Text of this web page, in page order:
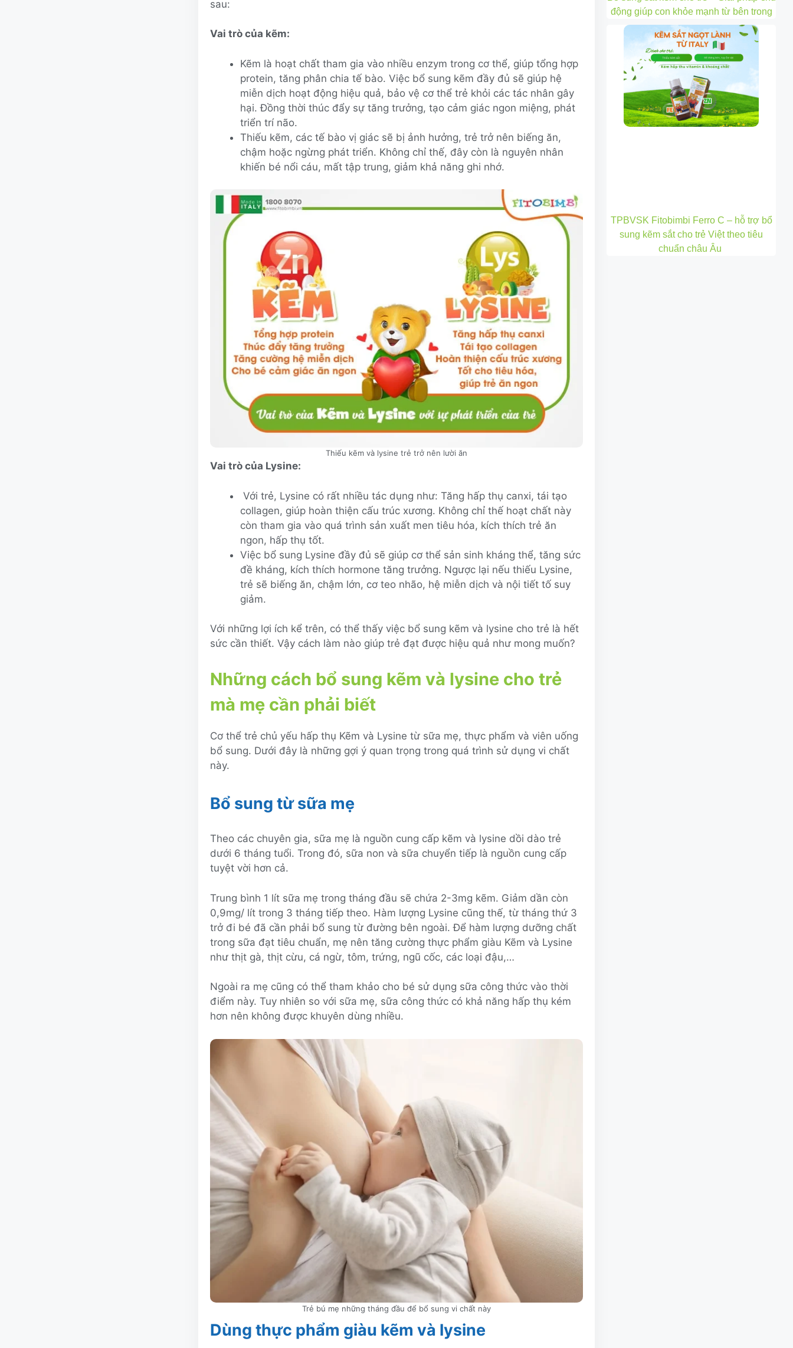
sau:
Vai trò của kẽm:
Kẽm là hoạt chất tham gia vào nhiều enzym trong cơ thể, giúp tổng hợp
protein, tăng phân chia tế bào. Việc bổ sung kẽm đầy đủ sẽ giúp hệ
miễn dịch hoạt động hiệu quả, bảo vệ cơ thể trẻ khỏi các tác nhân gây
hại. Đồng thời thúc đẩy sự tăng trưởng, tạo cảm giác ngon miệng, phát
triển trí não.
Thiếu kẽm, các tế bào vị giác sẽ bị ảnh hưởng, trẻ trở nên biếng ăn,
chậm hoặc ngừng phát triển. Không chỉ thế, đây còn là nguyên nhân
khiến bé nổi cáu, mất tập trung, giảm khả năng ghi nhớ.
Thiếu kẽm và lysine trẻ trở nên lười ăn
Vai trò của Lysine:
Với trẻ, Lysine có rất nhiều tác dụng như: Tăng hấp thụ canxi, tái tạo
collagen, giúp hoàn thiện cấu trúc xương. Không chỉ thế hoạt chất này
còn tham gia vào quá trình sản xuất men tiêu hóa, kích thích trẻ ăn
ngon, hấp thụ tốt.
Việc bổ sung Lysine đầy đủ sẽ giúp cơ thể sản sinh kháng thể, tăng sức
đề kháng, kích thích hormone tăng trưởng. Ngược lại nếu thiếu Lysine,
trẻ sẽ biếng ăn, chậm lớn, cơ teo nhão, hệ miễn dịch và nội tiết tố suy
giảm.
Với những lợi ích kể trên, có thể thấy việc bổ sung kẽm và lysine cho trẻ là hết
sức cần thiết. Vậy cách làm nào giúp trẻ đạt được hiệu quả như mong muốn?
Những cách bổ sung kẽm và lysine cho trẻ
mà mẹ cần phải biết
Cơ thể trẻ chủ yếu hấp thụ Kẽm và Lysine từ sữa mẹ, thực phẩm và viên uống
bổ sung. Dưới đây là những gợi ý quan trọng trong quá trình sử dụng vi chất
này.
Bổ sung từ sữa mẹ
Theo các chuyên gia, sữa mẹ là nguồn cung cấp kẽm và lysine dồi dào trẻ
dưới 6 tháng tuổi. Trong đó, sữa non và sữa chuyển tiếp là nguồn cung cấp
tuyệt vời hơn cả.
Trung bình 1 lít sữa mẹ trong tháng đầu sẽ chứa 2-3mg kẽm. Giảm dần còn
0,9mg/ lít trong 3 tháng tiếp theo. Hàm lượng Lysine cũng thế, từ tháng thứ 3
trở đi bé đã cần phải bổ sung từ đường bên ngoài. Để hàm lượng dưỡng chất
trong sữa đạt tiêu chuẩn, mẹ nên tăng cường thực phẩm giàu Kẽm và Lysine
như thịt gà, thịt cừu, cá ngừ, tôm, trứng, ngũ cốc, các loại đậu,…
Ngoài ra mẹ cũng có thể tham khảo cho bé sử dụng sữa công thức vào thời
điểm này. Tuy nhiên so với sữa mẹ, sữa công thức có khả năng hấp thụ kém
hơn nên không được khuyên dùng nhiều.
Trẻ bú mẹ những tháng đầu để bổ sung vi chất này
Dùng thực phẩm giàu kẽm và lysine
động giúp con khỏe mạnh từ bên trong
TPBVSK Fitobimbi Ferro C – hỗ trợ bổ
sung kẽm sắt cho trẻ Việt theo tiêu
chuẩn châu Âu